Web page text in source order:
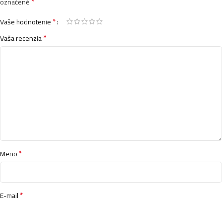
Vaše hodnotenie*
Vaša recenzia*
Meno*
E-mail*